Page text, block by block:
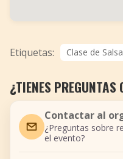
Etiquetas: Clase de Salsa
¿TIENES PREGUNTAS
Contactar al
¿Preguntas sobre
el evento?